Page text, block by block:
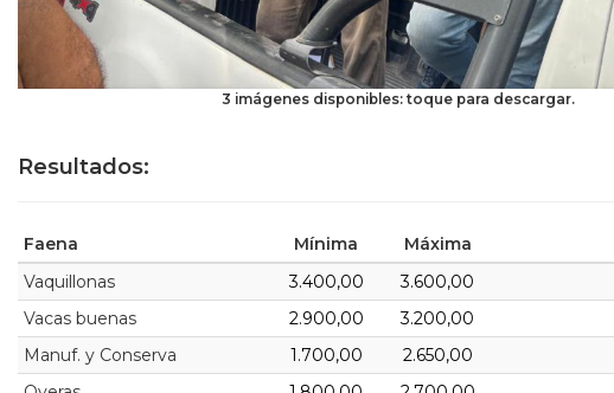
3 imágenes disponibles: toque para descargar.
Resultados:
Faena Mínima
Máxima
Vaquillonas
3.400,00
3.600,00
Vacas buenas
2.900,00
3.200,00
Manuf. y Conserva
1.700,00
2.650,00